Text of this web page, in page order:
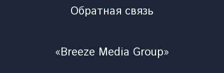
Обратная связь
«Breeze Media Group»